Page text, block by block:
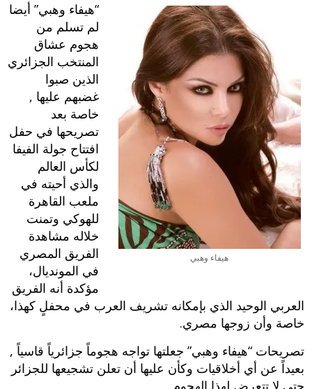
هيفاء وهبي
“هيفاء وهبي” أيضا
لم تسلم من
هجوم عشاق
المنتخب الجزائري
الذين صبوا
غضبهم عليها ,
خاصة بعد
تصريحها في حفل
افتتاح جولة الفيفا
لكأس العالم
والذي أحيته في
ملعب القاهرة
للهوكي وتمنت
خلاله مشاهدة
الفريق المصري
في المونديال،
مؤكدة أنه الفريق
العربي الوحيد الذي بإمكانه تشريف العرب في محفلٍ كهذا،
خاصة وأن زوجها مصري.
تصريحات “هيفاء وهبي” جعلتها تواجه هجوماً جزائرياً قاسياً ,
بعيداً عن أي أخلاقيات وكأن عليها أن تعلن تشجيعها للجزائر
حتى لا تتعرض لهذا الهجوم.